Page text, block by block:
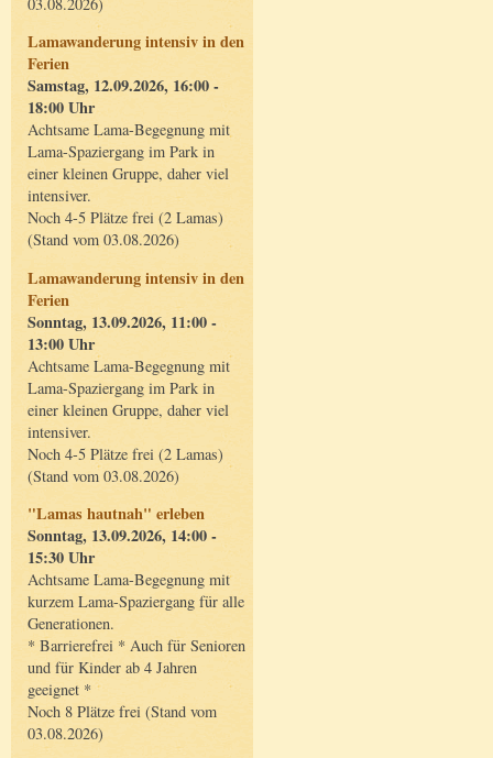
Lamawanderung intensiv in den
Ferien
Samstag, 12.09.2026, 16:00 -
18:00 Uhr
Achtsame Lama-Begegnung mit
Lama-Spaziergang im Park in
einer kleinen Gruppe, daher viel
intensiver.
Noch 4-5 Plätze frei (2 Lamas)
(Stand vom 03.08.2026)
Lamawanderung intensiv in den
Ferien
Sonntag, 13.09.2026, 11:00 -
13:00 Uhr
Achtsame Lama-Begegnung mit
Lama-Spaziergang im Park in
einer kleinen Gruppe, daher viel
intensiver.
Noch 4-5 Plätze frei (2 Lamas)
(Stand vom 03.08.2026)
"Lamas hautnah" erleben
Sonntag, 13.09.2026, 14:00 -
15:30 Uhr
Achtsame Lama-Begegnung mit
kurzem Lama-Spaziergang für alle
Generationen.
* Barrierefrei * Auch für Senioren
und für Kinder ab 4 Jahren
geeignet *
Noch 8 Plätze frei (Stand vom
03.08.2026)